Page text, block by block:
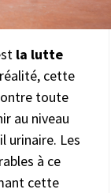
la lutte
cette
toute
au niveau
urinaire. Les
à ce
cette